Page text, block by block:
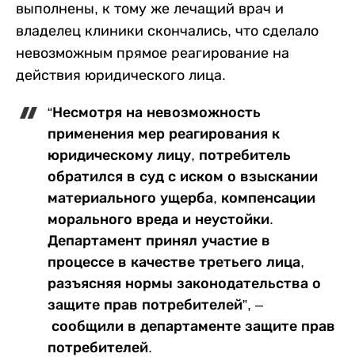
выполнены, к тому же лечащий врач и
владелец клиники скончались, что сделало
невозможным прямое реагирование на
действия юридического лица.
“Несмотря на невозможность
применения мер реагирования к
юридическому лицу, потребитель
обратился в суд с иском о взыскании
материального ущерба, компенсации
морального вреда и неустойки.
Департамент принял участие в
процессе в качестве третьего лица,
разъясняя нормы законодательства о
защите прав потребителей”, –
сообщили в департаменте защите прав
потребителей.